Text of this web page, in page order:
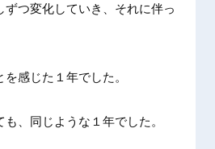
ずつ変化していき、それに伴っ
感じた１年でした。
、同じような１年でした。